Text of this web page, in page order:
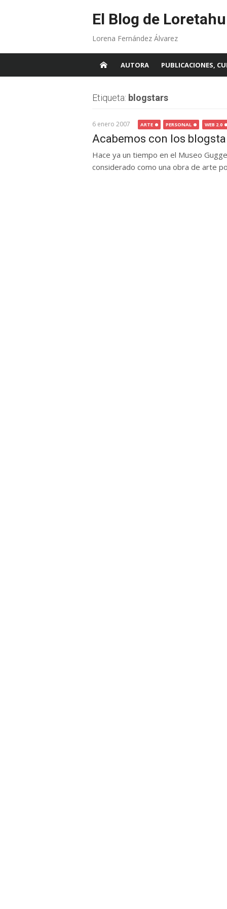
El Blog de
Lorena Fernández Álvarez
AUTORA PUBLICACIONES,
Etiqueta: blogstars
6 enero 2007 ARTE PERSONAL WEB 2.0
Acabemos con los
Hace ya un tiempo en el Museo
considerado como una obra de arte